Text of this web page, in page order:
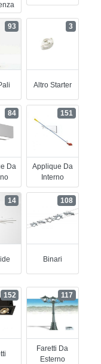
93
Altro Starter
3
Da
84
Applique Da
Interno
151
14
Binari
108
152
Faretti Da
Esterno
117